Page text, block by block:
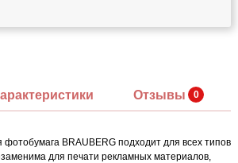
Отзывы
BRAUBERG подходит для всех типов
для печати рекламных материалов,